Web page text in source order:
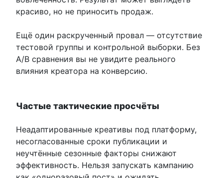
красиво, но не приносить продаж.
Ещё один раскрученный провал — отсутствие
тестовой группы и контрольной выборки. Без
A/B сравнения вы не увидите реального
влияния креатора на конверсию.
Частые тактические просчёты
Неадаптированные креативы под платформу,
несогласованные сроки публикации и
неучтённые сезонные факторы снижают
эффективность. Нельзя запускать кампанию